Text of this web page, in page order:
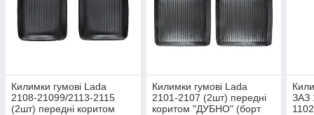
Килимки гумові Lada
2108-21099/2113-2115
(2шт) передні коритом
Килимки гумові Lada
2101-2107 (2шт) передні
коритом "ДУБНО" (борт
ЗАЗ